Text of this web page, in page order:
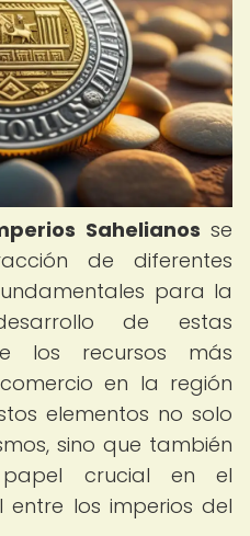
Sahelianos se
de diferentes
para la
de estas
los recursos más
en la región
elementos no solo
sino que también
papel crucial en el
los imperios del